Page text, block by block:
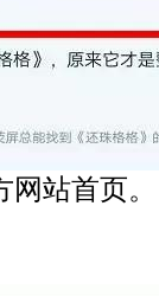
站首页。